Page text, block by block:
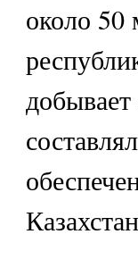
около 50